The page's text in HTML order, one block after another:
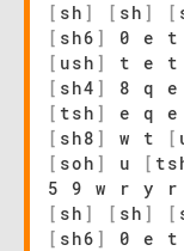
[ sh ] [ sh ] [
[ sh6 ] 0 e t
[ ush ] t e t
[ sh4 ] 8 q e
[ tsh ] e q e
[ sh8 ] w t [
[ soh ] u [
5 9 w r y r
[ sh ] [ sh ] [
[ sh6 ] 0 e t